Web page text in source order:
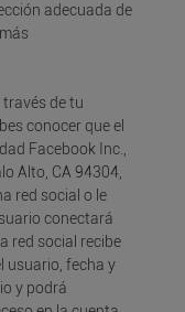
adecuada de
través de tu
conocer que el
Facebook Inc.,
Alto, CA 94304,
red social o le
conectará
red social recibe
usuario, fecha y
y podrá